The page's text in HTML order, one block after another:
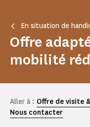
En situation de
Offre
mobilité
Aller à : Offre de visite
Nous contacter